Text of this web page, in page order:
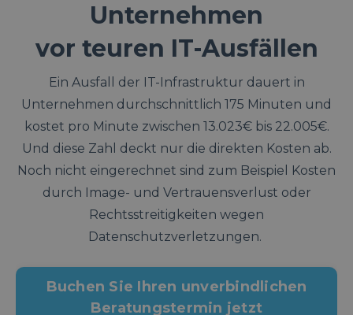
Unternehmen
vor teuren IT-Ausfällen
Ein Ausfall der IT-Infrastruktur dauert in
Unternehmen durchschnittlich 175 Minuten und
kostet pro Minute zwischen 13.023€ bis 22.005€.
Und diese Zahl deckt nur die direkten Kosten ab.
Noch nicht eingerechnet sind zum Beispiel Kosten
durch Image- und Vertrauensverlust oder
Rechtsstreitigkeiten wegen
Datenschutzverletzungen.
Buchen Sie Ihren unverbindlichen
Beratungstermin jetzt